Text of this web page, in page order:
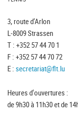
3, route d'Arlon
L-8009 Strassen
T : +352 57 44 70 1
F : +352 57 44 70 72
E : secretariat@flt.lu
Heures d'ouvertures :
de 9h30 à 11h30 et de